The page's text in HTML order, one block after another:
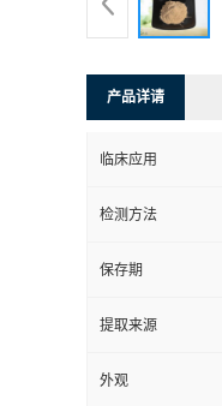
产品详请
临床应用
检测方法
保存期
提取来源
外观